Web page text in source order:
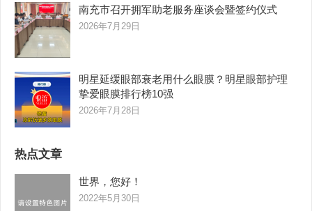
南充市召开拥军助老服务座谈会暨签约仪式
2026年7月29日
明星延缓眼部衰老用什么眼膜？明星眼部护理
挚爱眼膜排行榜10强
2026年7月28日
热点文章
世界，您好！
2022年5月30日